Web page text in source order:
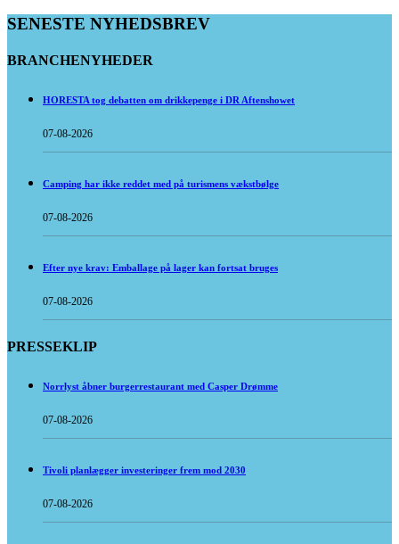
SENESTE NYHEDSBREV
BRANCHENYHEDER
HORESTA tog debatten om drikkepenge i DR Aftenshowet
07-08-2026
Camping har ikke reddet med på turismens vækstbølge
07-08-2026
Efter nye krav: Emballage på lager kan fortsat bruges
07-08-2026
PRESSEKLIP
Norrlyst åbner burgerrestaurant med Casper Drømme
07-08-2026
Tivoli planlægger investeringer frem mod 2030
07-08-2026